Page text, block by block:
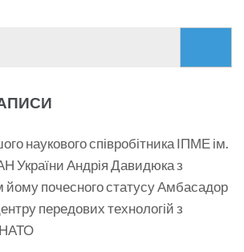
наукового співробітника ІПМЕ ім.
України Андрія Давидюка з
почесного статусу Амбасадор
передових технологій з
НАТО